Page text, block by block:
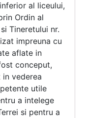
al liceului,
Ordin al
Tineretului nr.
impreuna cu
aflate in
conceput,
vederea
utile
a intelege
si pentru a